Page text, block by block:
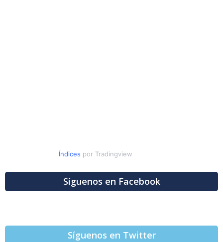
Índices por Tradingview
Síguenos en Facebook
Síguenos en Twitter